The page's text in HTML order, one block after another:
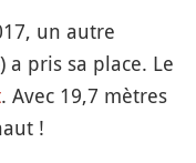
un autre
) a pris sa place. Le
. Avec 19,7 mètres
!